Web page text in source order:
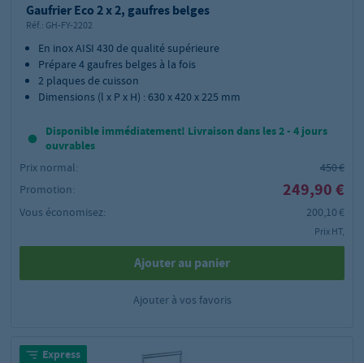
Gaufrier Eco 2 x 2, gaufres belges
Réf.: GH-FY-2202
En inox AISI 430 de qualité supérieure
Prépare 4 gaufres belges à la fois
2 plaques de cuisson
Dimensions (l x P x H) : 630 x 420 x 225 mm
Disponible immédiatement! Livraison dans les 2 - 4 jours
ouvrables
Prix normal:
450 €
Promotion:
249,90 €
Vous économisez: 200,10 €
Prix HT,
Ajouter au panier
Ajouter à vos favoris
Express